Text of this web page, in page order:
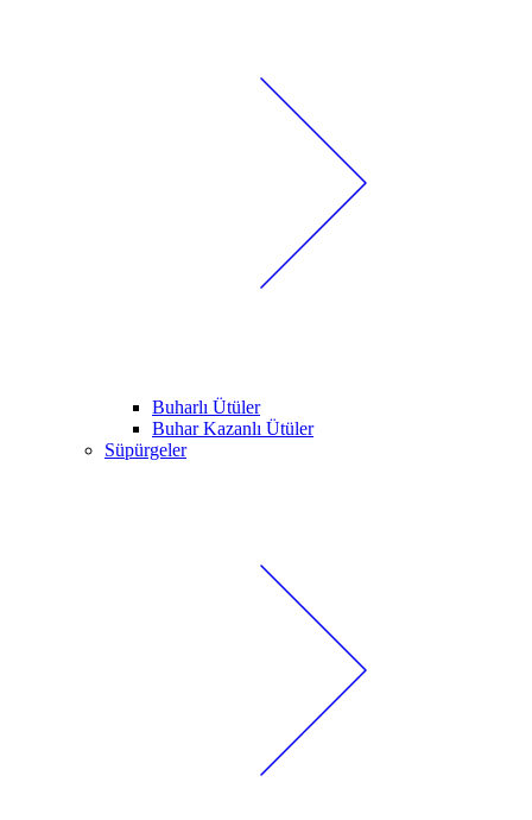
Buharlı Ütüler
Buhar Kazanlı Ütüler
Süpürgeler